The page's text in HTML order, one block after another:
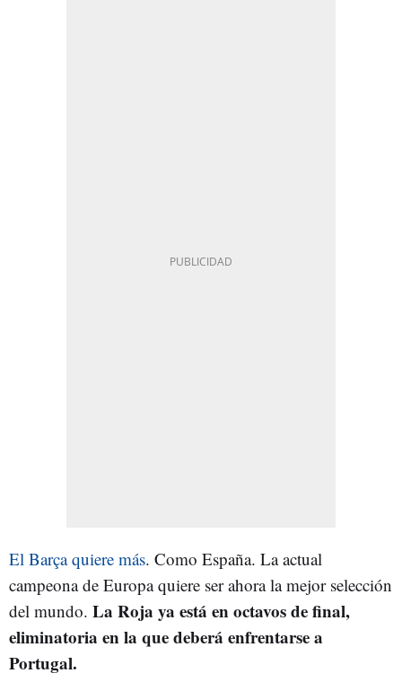
El Barça quiere más. Como España. La actual
campeona de Europa quiere ser ahora la mejor selección
del mundo. La Roja ya está en octavos de final,
eliminatoria en la que deberá enfrentarse a
Portugal.